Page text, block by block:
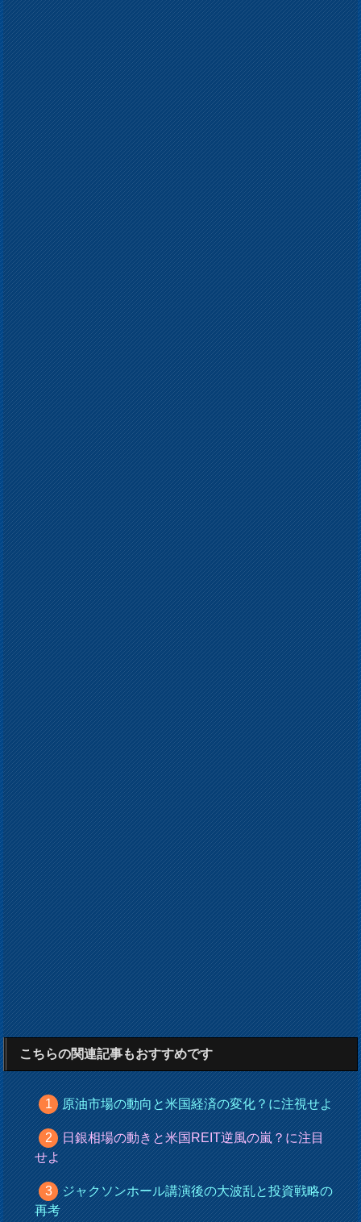
こちらの関連記事もおすすめです
原油市場の動向と米国経済の変化？に注視せよ
日銀相場の動きと米国REIT逆風の嵐？に注目
せよ
ジャクソンホール講演後の大波乱と投資戦略の
再考